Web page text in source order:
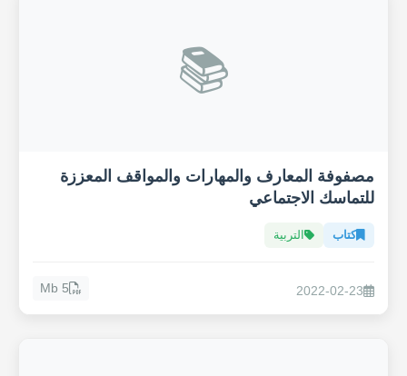
📚
مصفوفة المعارف والمهارات والمواقف المعززة
للتماسك الاجتماعي
كتاب التربية
2022-02-23
5 Mb